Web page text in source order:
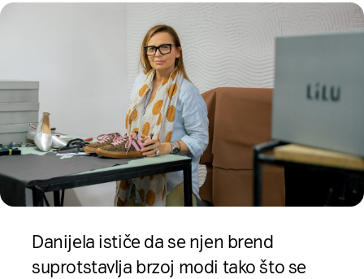
Danijela ističe da se njen brend
suprotstavlja brzoj modi tako što se